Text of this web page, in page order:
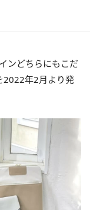
ンどちらにもこだ
2022年2月より発